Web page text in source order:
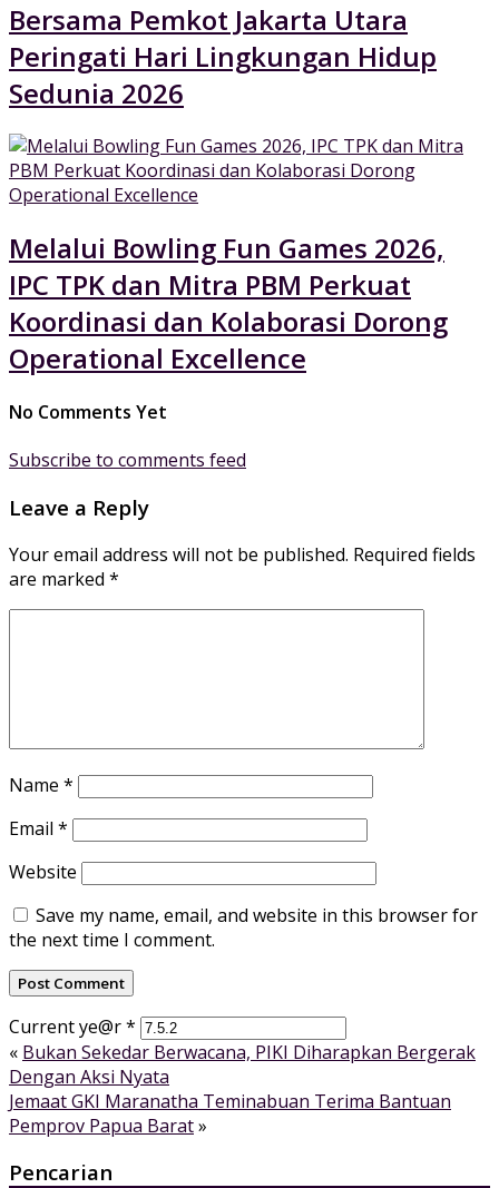
Bersama Pemkot Jakarta Utara
Peringati Hari Lingkungan Hidup
Sedunia 2026
Melalui Bowling Fun Games 2026,
IPC TPK dan Mitra PBM Perkuat
Koordinasi dan Kolaborasi Dorong
Operational Excellence
No Comments Yet
Subscribe to comments feed
Leave a Reply
Your email address will not be published. Required fields
are marked *
Name *
Email *
Website
Save my name, email, and website in this browser for
the next time I comment.
Current ye@r*
« Bukan Sekedar Berwacana, PIKI Diharapkan Bergerak
Dengan Aksi Nyata
Jemaat GKI Maranatha Teminabuan Terima Bantuan
Pemprov Papua Barat»
Pencarian